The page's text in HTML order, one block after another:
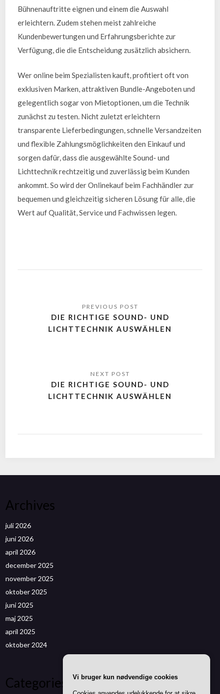
Bühnenauftritte eignen und einem die Auswahl
erleichtern. Zudem stehen meist zahlreiche
Kundenbewertungen und Erfahrungsberichte zur
Verfügung, die die Entscheidung zusätzlich absichern.
Wer online beim Spezialisten kauft, profitiert oft von
exklusiven Marken, attraktiven Bundle-Angeboten und
gelegentlich sogar von Mietoptionen, um die Technik
zunächst zu testen. Nicht zuletzt erleichtern
transparente Lieferbedingungen, schnelle Versandzeiten
und flexible Zahlungsmöglichkeiten den Einkauf und
sorgen dafür, dass die ausgewählte Sound- und
Lichttechnik rechtzeitig und zuverlässig beim Kunden
ankommt. So wird der Onlinekauf beim Fachhändler zur
bequemen und gleichzeitig sicheren Lösung für alle, die
Wert auf Qualität, Service und Fachwissen legen.
DIE RICHTIGE SOUND- UND
LICHTTECHNIK AUSWÄHLEN
DIE RICHTIGE SOUND- UND
LICHTTECHNIK AUSWÄHLEN
Archives
juli 2026
juni 2026
april 2026
december 2025
november 2025
oktober 2025
juni 2025
maj 2025
april 2025
oktober 2024
Categories Vi bruger kun nødvendige cookies